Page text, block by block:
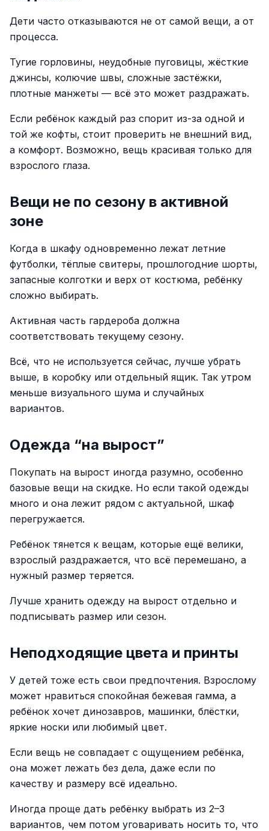
Дети часто отказываются не от самой вещи, а от
процесса.
Тугие горловины, неудобные пуговицы, жёсткие
джинсы, колючие швы, сложные застёжки,
плотные манжеты — всё это может раздражать.
Если ребёнок каждый раз спорит из-за одной и
той же кофты, стоит проверить не внешний вид,
а комфорт. Возможно, вещь красивая только для
взрослого глаза.
Вещи не по сезону в активной
зоне
Когда в шкафу одновременно лежат летние
футболки, тёплые свитеры, прошлогодние шорты,
запасные колготки и верх от костюма, ребёнку
сложно выбирать.
Активная часть гардероба должна
соответствовать текущему сезону.
Всё, что не используется сейчас, лучше убрать
выше, в коробку или отдельный ящик. Так утром
меньше визуального шума и случайных
вариантов.
Одежда “на вырост”
Покупать на вырост иногда разумно, особенно
базовые вещи на скидке. Но если такой одежды
много и она лежит рядом с актуальной, шкаф
перегружается.
Ребёнок тянется к вещам, которые ещё велики,
взрослый раздражается, что всё перемешано, а
нужный размер теряется.
Лучше хранить одежду на вырост отдельно и
подписывать размер или сезон.
Неподходящие цвета и принты
У детей тоже есть свои предпочтения. Взрослому
может нравиться спокойная бежевая гамма, а
ребёнок хочет динозавров, машинки, блёстки,
яркие носки или любимый цвет.
Если вещь не совпадает с ощущением ребёнка,
она может лежать без дела, даже если по
качеству и размеру всё идеально.
Иногда проще дать ребёнку выбрать из 2–3
вариантов, чем потом уговаривать носить то, что